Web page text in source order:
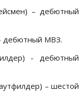
– дебютный
дебютный МВЗ.
- дебютный
– шестой